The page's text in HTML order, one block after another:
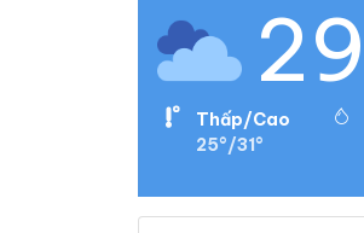
Thấp/Cao
25°/31°